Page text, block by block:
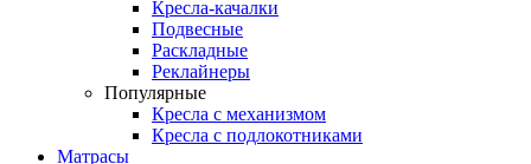
Кресла-качалки
Подвесные
Раскладные
Реклайнеры
Популярные
Кресла с механизмом
Кресла с подлокотниками
Матрасы